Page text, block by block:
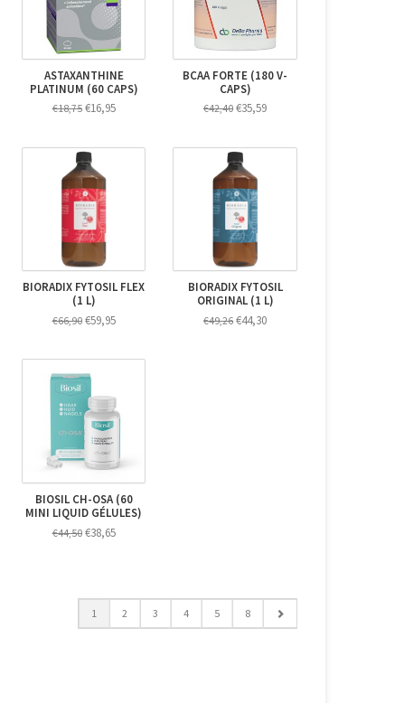
ASTAXANTHINE
PLATINUM (60 CAPS)
€18,75€16,95
BCAA FORTE (180 V-
CAPS)
€42,40 €35,59
BIORADIX FYTOSIL FLEX
(1 L)
€66,90€59,95
BIORADIX FYTOSIL
ORIGINAL (1 L)
€49,26 €44,30
BIOSIL CH-OSA (60
MINI LIQUID GÉLULES)
€44,50€38,65
1 2 3 4 5 8